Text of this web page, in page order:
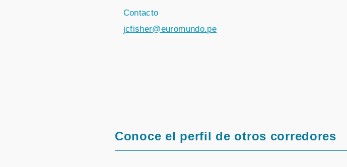
Contacto
jcfisher@euromundo.pe
Conoce el perfil de otros corredores